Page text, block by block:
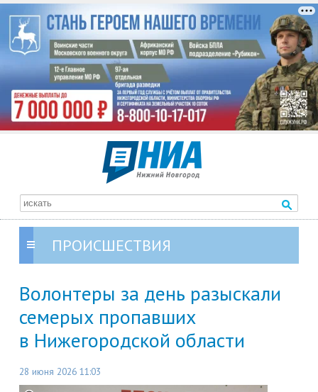
ПРОИСШЕСТВИЯ
Волонтеры за день разыскали
семерых пропавших
в Нижегородской области
28 июня 2026 11:03